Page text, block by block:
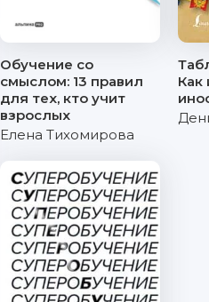
Обучение со
смыслом: 13 правил
для тех, кто учит
взрослых
Елена Тихомирова
Как